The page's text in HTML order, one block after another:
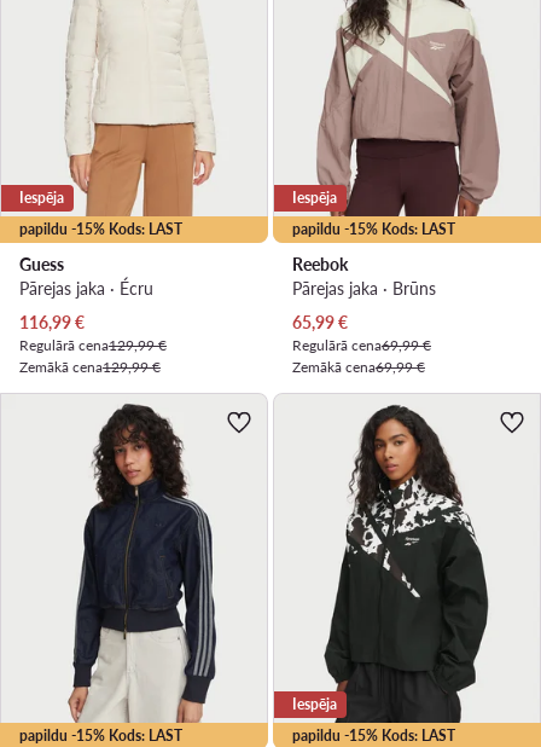
papildu -15% Kods: LAST
Iespēja
Guess
Pārejas jaka · Écru
Pašreizējā cena
116,99€
Regulārā cena129,99 €
Zemākā cena129,99 €
papildu -15% Kods: LAST
Iespēja
Reebok
Pārejas jaka · Brūns
Pašreizējā cena
65,99€
Regulārā cena69,99 €
Zemākā cena69,99 €
papildu -15% Kods: LAST papildu -15% Kods: LAST
Iespēja